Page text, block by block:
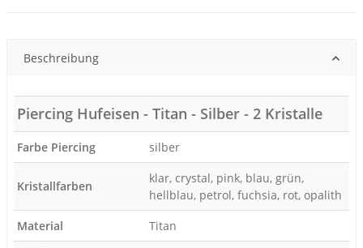
Beschreibung
Piercing Hufeisen - Titan - Silber - 2 Kristalle
Farbe Piercing silber
Kristallfarben
klar, crystal, pink, blau, grün,
hellblau, petrol, fuchsia, rot, opalith
Material
Titan